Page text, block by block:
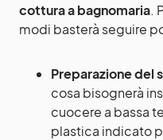
cottura a bagnomaria.
modi basterà seguire
Preparazione del
cosa bisognerà
cuocere a bassa
plastica indicato